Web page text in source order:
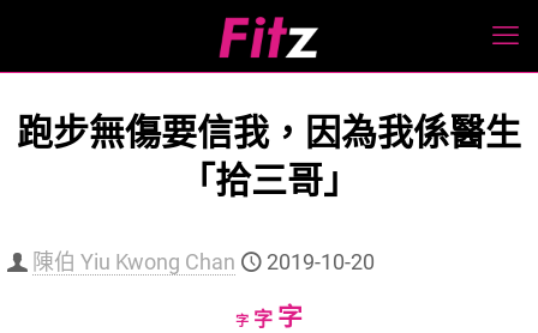
跑步無傷要信我，因為我係醫生
「拾三哥」
陳伯 Yiu Kwong Chan 2019-10-20
字Decrease
字Reset
字Increase